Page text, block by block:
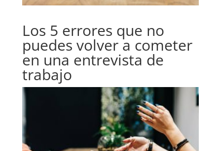
Los 5 errores que no
puedes volver a cometer
en una entrevista de
trabajo